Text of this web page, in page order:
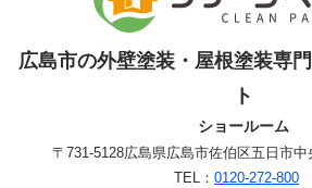
広島市の外壁塗装・屋根塗装専
ト
ショールーム
〒731-5128広島県広島市佐伯区五日市中
TEL： 0120-272-800